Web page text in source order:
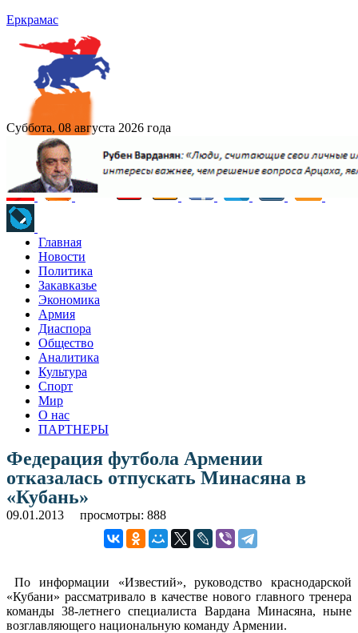
Еркрамас
Суббота, 08 августа 2026 года
Главная
Новости
Политика
Закавказье
Экономика
Армия
Диаспора
Общество
Аналитика
Культура
Спорт
Мир
О нас
ПАРТНЕРЫ
Федерация футбола Армении
отказалась отпускать Минасяна в
«Кубань»
09.01.2013 просмотры: 888
По информации «Известий», руководство краснодарской
«Кубани» рассматривало в качестве нового главного тренера
команды 38-летнего специалиста Вардана Минасяна, ныне
возглавляющего национальную команду Армении.